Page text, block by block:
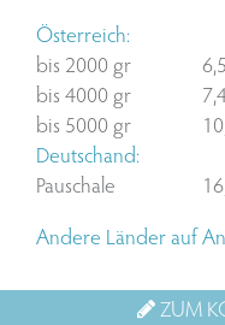
Österreich:
bis 2000 gr
bis 4000 gr
bis 5000 gr
Deutschand:
Pauschale
Andere Länder auf
ZUM